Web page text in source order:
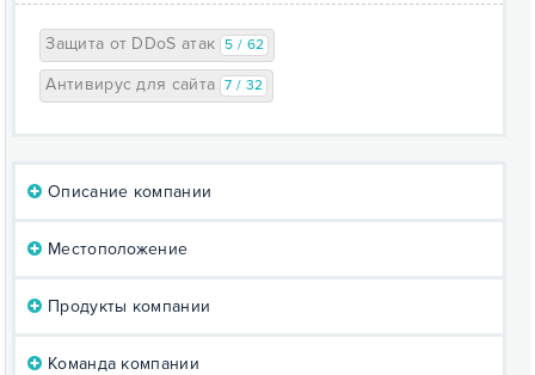
Защита от DDoS атак 5 / 62
Антивирус для сайта 7 / 32
Описание компании
Местоположение
Продукты компании
Команда компании